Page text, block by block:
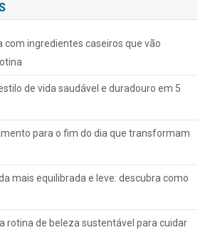
com ingredientes caseiros que vão
de vida saudável e duradouro em 5
para o fim do dia que transformam
mais equilibrada e leve: descubra como
rotina de beleza sustentável para cuidar